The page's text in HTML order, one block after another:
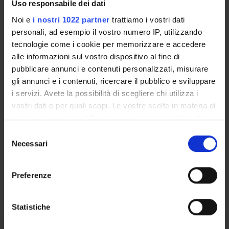
Uso responsabile dei dati
Noi e i nostri 1022 partner trattiamo i vostri dati
personali, ad esempio il vostro numero IP, utilizzando
tecnologie come i cookie per memorizzare e accedere
alle informazioni sul vostro dispositivo al fine di
pubblicare annunci e contenuti personalizzati, misurare
gli annunci e i contenuti, ricercare il pubblico e sviluppare
i servizi. Avete la possibilità di scegliere chi utilizza i
vostri dati e per quali scopi. Le vostre scelte in materia di
privacy sono applicabili solo su questa proprietà digitale
modificare o revocare il proprio consenso in qualsiasi
momento dalla Dichiarazione sui cookie o facendo clic
raccogliere informazioni sulla tua posizione
geografica, con un'approssimazione di qualche
delNecessari
Preferenze
Statistiche
Docenti
OFFERTA FORMATIVA
CORSI DI STUDIO
DOTTORATI, MASTER E FORMAZIONE SUPERIORE
Contatti
Luoghi